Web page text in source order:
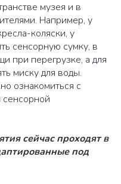
музея и в
Например, у
коляски, у
сенсорную сумку, в
при перегрузке, а для
миску для воды.
ознакомиться с
сенсорной
сейчас проходят в
под